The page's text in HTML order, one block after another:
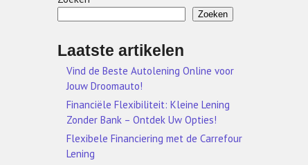
Zoeken
Laatste artikelen
Vind de Beste Autolening Online voor
Jouw Droomauto!
Financiële Flexibiliteit: Kleine Lening
Zonder Bank – Ontdek Uw Opties!
Flexibele Financiering met de Carrefour
Lening